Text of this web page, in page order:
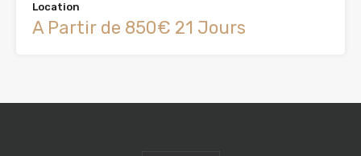
Location
A Partir de 850€ 21 Jours